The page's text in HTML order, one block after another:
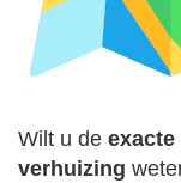
Wilt u de exacte
verhuizing